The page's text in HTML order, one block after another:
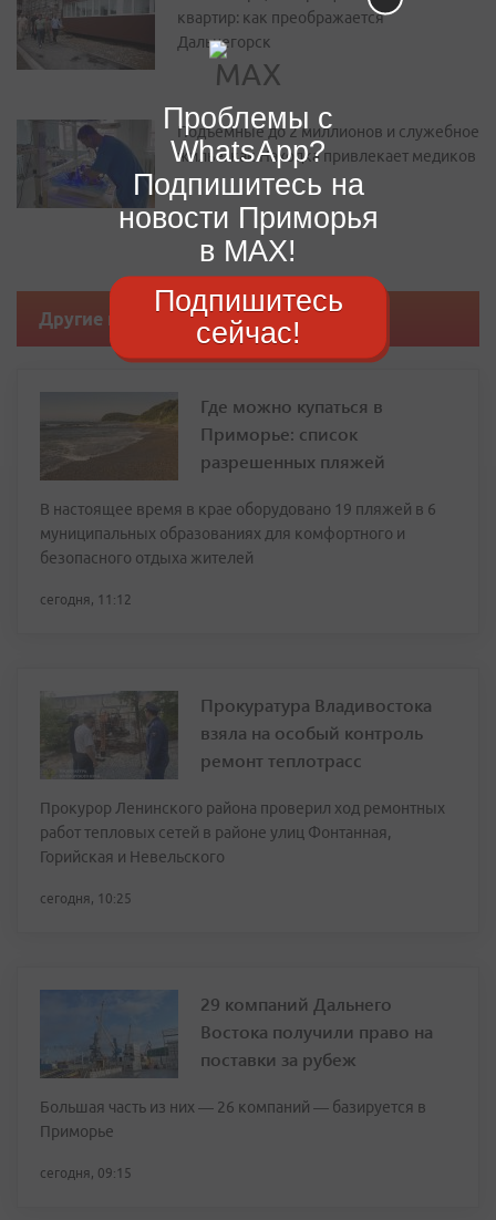
квартир: как преображается
Дальнегорск
Подъемные до 2 миллионов и служебное
жилье: как Находка привлекает медиков
Другие новости
Где можно купаться в
Приморье: список
разрешенных пляжей
В настоящее время в крае оборудовано 19 пляжей в 6
муниципальных образованиях для комфортного и
безопасного отдыха жителей
сегодня, 11:12
Прокуратура Владивостока
взяла на особый контроль
ремонт теплотрасс
Прокурор Ленинского района проверил ход ремонтных
работ тепловых сетей в районе улиц Фонтанная,
Горийская и Невельского
сегодня, 10:25
29 компаний Дальнего
Востока получили право на
поставки за рубеж
Большая часть из них — 26 компаний — базируется в
Приморье
сегодня, 09:15
Проблемы с
WhatsApp?
Подпишитесь на
новости Приморья
в MAX!
Подпишитесь
сейчас!